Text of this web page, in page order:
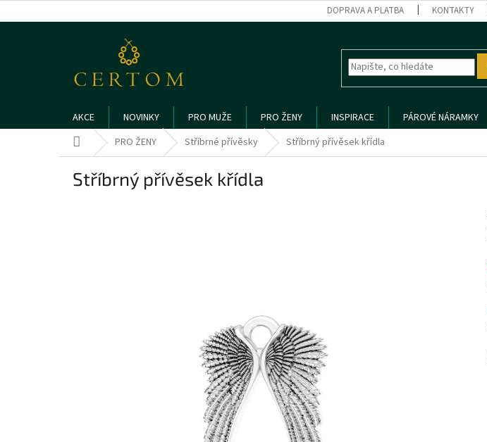
na
DOPRAVA A PLATBA KONTAKTY
AKCE NOVINKY PRO MUŽE PRO ŽENY INSPIRACE PÁROVÉ NÁRAMKY
Domů PRO ŽENY Stříbrné přívěsky Stříbrný přívěsek křídla
Stříbrný přívěsek křídla